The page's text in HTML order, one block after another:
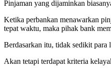
Pinjaman yang dijaminkan
Ketika perbankan menawarkan
tepat waktu, maka pihak bank
Berdasarkan itu, tidak sedikit para
Akan tetapi terdapat kriteria